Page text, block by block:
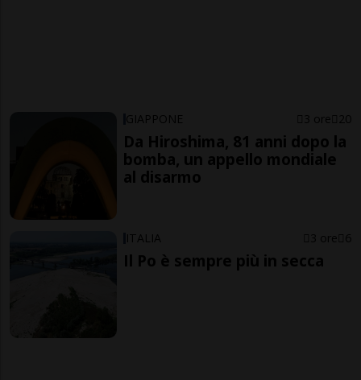
GIAPPONE 3 ore 20
Da Hiroshima, 81 anni dopo la
bomba, un appello mondiale
al disarmo
ITALIA 3 ore 6
Il Po è sempre più in secca